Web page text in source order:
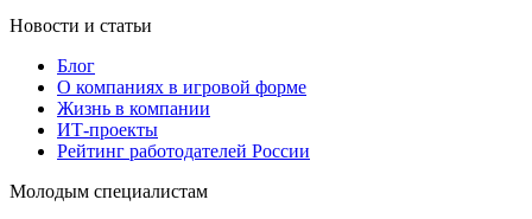
Новости и статьи
Блог
О компаниях в игровой форме
Жизнь в компании
ИТ-проекты
Рейтинг работодателей России
Молодым специалистам